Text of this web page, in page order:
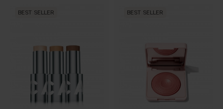
BEST SELLER BEST SELLER